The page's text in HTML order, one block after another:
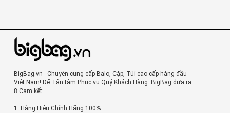
BigBag.vn - Chuyên cung cấp Balo, Cặp, Túi cao cấp hàng đầu
Việt Nam! Để Tận tâm Phục vụ Quý Khách Hàng. BigBag đưa ra
8 Cam kết:
1. Hàng Hiệu Chính Hãng 100%